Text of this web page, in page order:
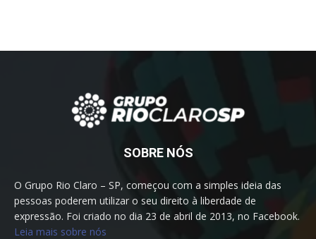
SOBRE NÓS
O Grupo Rio Claro – SP, começou com a simples ideia das
pessoas poderem utilizar o seu direito à liberdade de
expressão. Foi criado no dia 23 de abril de 2013, no Facebook.
Leia mais sobre nós